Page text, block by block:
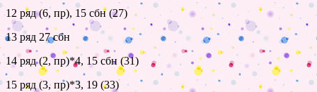
12 ряд (6, пр), 15 сбн (27)
13 ряд 27 сбн
14 ряд (2, пр)*4, 15 сбн (31)
15 ряд (3, пр)*3, 19 (33)